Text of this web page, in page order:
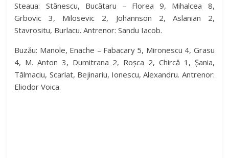
y
V
i
Steaua: Stănescu, Bucătaru – Florea 9, Mihalcea 8,
Grbovic 3, Milosevic 2, Johannson 2, Aslanian 2,
Stavrositu, Burlacu. Antrenor: Sandu Iacob.
Buzău: Manole, Enache – Fabacary 5, Mironescu 4, Grasu
4, M. Anton 3, Dumitrana 2, Roșca 2, Chircă 1, Șania,
Tălmaciu, Scarlat, Bejinariu, Ionescu, Alexandru. Antrenor:
Eliodor Voica.